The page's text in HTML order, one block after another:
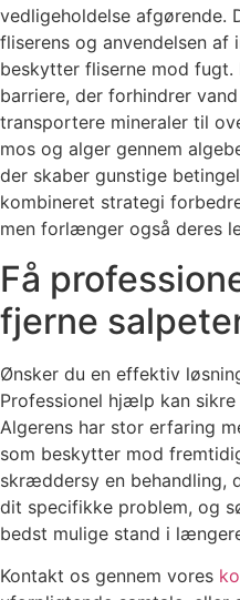
vedligeholdelse afgørende.
fliserens og anvendelsen
beskytter fliserne mod
barriere, der forhindrer
transportere mineraler til
mos og alger gennem
der skaber gunstige
kombineret strategi
men forlænger også deres
Få
fjerne
Ønsker du en effektiv
Professionel hjælp kan
Algerens har stor erfaring
som beskytter mod
skræddersy en behandling,
dit specifikke problem, og
bedst mulige stand i
Kontakt os gennem vores